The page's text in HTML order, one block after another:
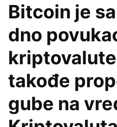
Bitcoin je
dno
takođe
gube na